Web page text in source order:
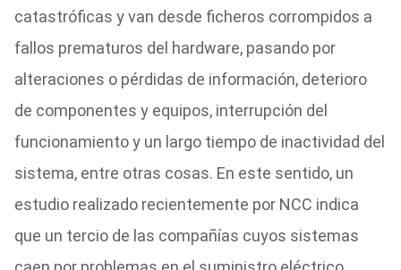
catastróficas y van desde ficheros corrompidos a
fallos prematuros del hardware, pasando por
alteraciones o pérdidas de información, deterioro
de componentes y equipos, interrupción del
funcionamiento y un largo tiempo de inactividad del
sistema, entre otras cosas. En este sentido, un
estudio realizado recientemente por NCC indica
que un tercio de las compañías cuyos sistemas